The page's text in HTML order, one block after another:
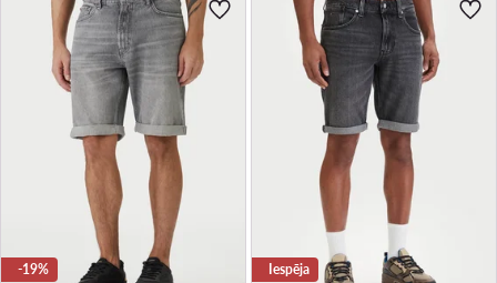
-19% Iespēja